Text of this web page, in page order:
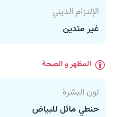
الإلتزام الديني
غير متدين
المظهر و الصحة
لون البشرة
حنطي مائل للبياض